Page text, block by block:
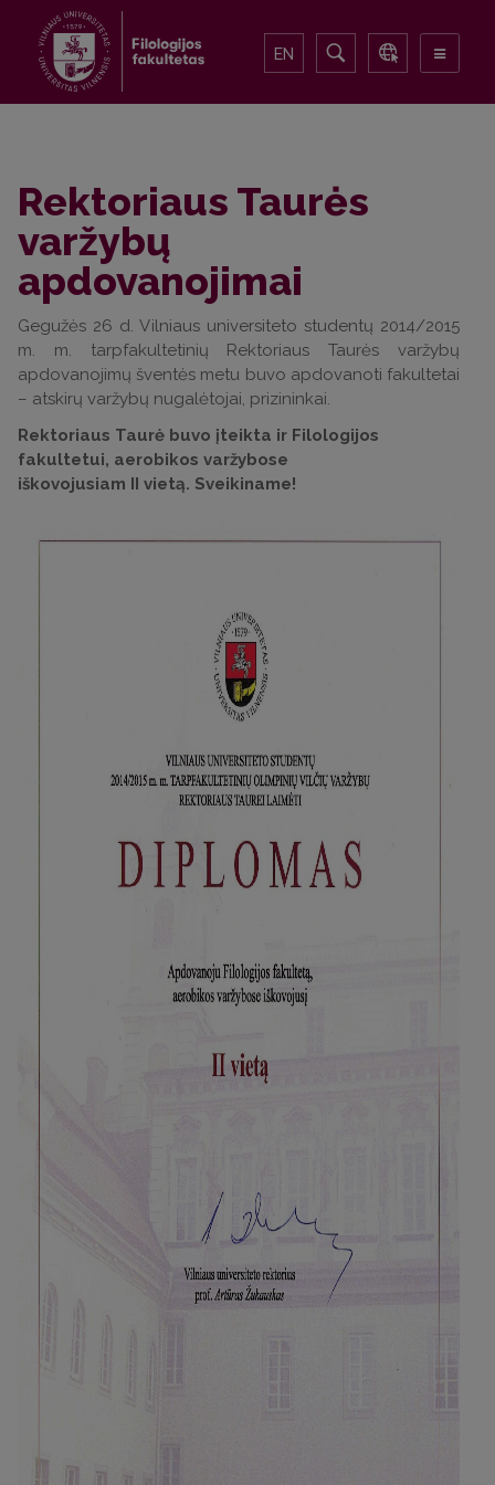
EN
Rektoriaus Taurės
varžybų
apdovanojimai
Gegužės 26 d. Vilniaus universiteto studentų 2014/2015
m. m. tarpfakultetinių Rektoriaus Taurės varžybų
apdovanojimų šventės metu buvo apdovanoti fakultetai
– atskirų varžybų nugalėtojai, prizininkai.
Rektoriaus Taurė buvo įteikta ir Filologijos
fakultetui, aerobikos varžybose
iškovojusiam II vietą. Sveikiname!